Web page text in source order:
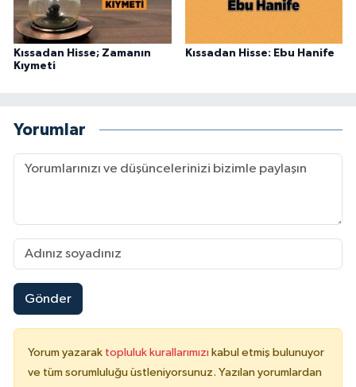
Kıssadan Hisse; Zamanın
Kıymeti
Kıssadan Hisse: Ebu Hanife
Yorumlar
Gönder
Yorum yazarak topluluk kurallarımızı kabul etmiş bulunuyor
ve tüm sorumluluğu üstleniyorsunuz. Yazılan yorumlardan